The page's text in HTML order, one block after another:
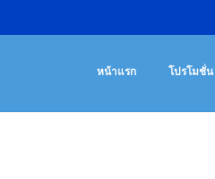
หน้าแรก โปรโมชั่น